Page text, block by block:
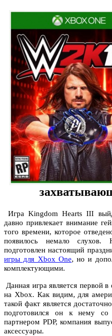
Игра Kingdom Hearts III
давно привлекает внимание
того времени, которое
появилось немало
подготовлен настоящий
игры для Xbox One, но и
комплектующими.
Данная игра является первой
на Xbox. Как видим, для
такой факт является
подготовился он к нему со
партнером PDP, компания
аксессуары.